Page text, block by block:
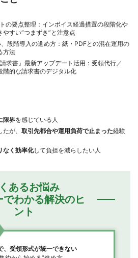
の要点整理：インボイス経過措置の段階化や
すい“つまずき”と注意点
段階導入の進め方：紙・PDFとの混在運用の
方法
求書』最新アップデート活用：受領代行／
階的な請求書のデジタル化
限界を感じている人
が、 取引先都合や運用負荷で止まった経験
なく効率化して負担を減らしたい人
あるお悩み
でわかる解決のヒ
ント
、受領形式が統一できない